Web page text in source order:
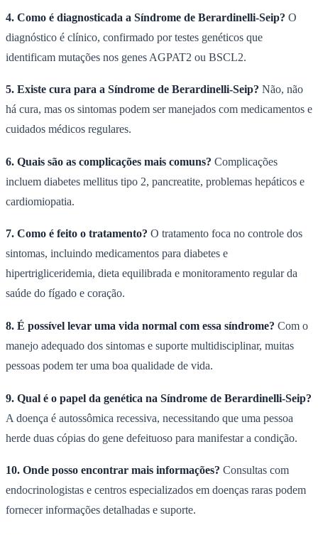
4. Como é diagnosticada a Síndrome de Berardinelli-Seip? O
diagnóstico é clínico, confirmado por testes genéticos que
identificam mutações nos genes AGPAT2 ou BSCL2.
5. Existe cura para a Síndrome de Berardinelli-Seip? Não, não
há cura, mas os sintomas podem ser manejados com medicamentos e
cuidados médicos regulares.
6. Quais são as complicações mais comuns? Complicações
incluem diabetes mellitus tipo 2, pancreatite, problemas hepáticos e
cardiomiopatia.
7. Como é feito o tratamento? O tratamento foca no controle dos
sintomas, incluindo medicamentos para diabetes e
hipertrigliceridemia, dieta equilibrada e monitoramento regular da
saúde do fígado e coração.
8. É possível levar uma vida normal com essa síndrome? Com o
manejo adequado dos sintomas e suporte multidisciplinar, muitas
pessoas podem ter uma boa qualidade de vida.
9. Qual é o papel da genética na Síndrome de Berardinelli-Seip?
A doença é autossômica recessiva, necessitando que uma pessoa
herde duas cópias do gene defeituoso para manifestar a condição.
10. Onde posso encontrar mais informações? Consultas com
endocrinologistas e centros especializados em doenças raras podem
fornecer informações detalhadas e suporte.